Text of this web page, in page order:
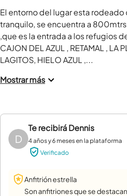
El entorno del lugar esta
tranquilo, se encuentra a 800mtrs
,que es la entrada a los refugios
CAJON DEL AZUL , RETAMAL , LA
LAGITOS, HIELO AZUL ,...
Mostrar más
D
Te recibiráDennis
4 años y 6 meses en la plataforma
Verificado
Anfitrión estrella
Son anfitriones que se